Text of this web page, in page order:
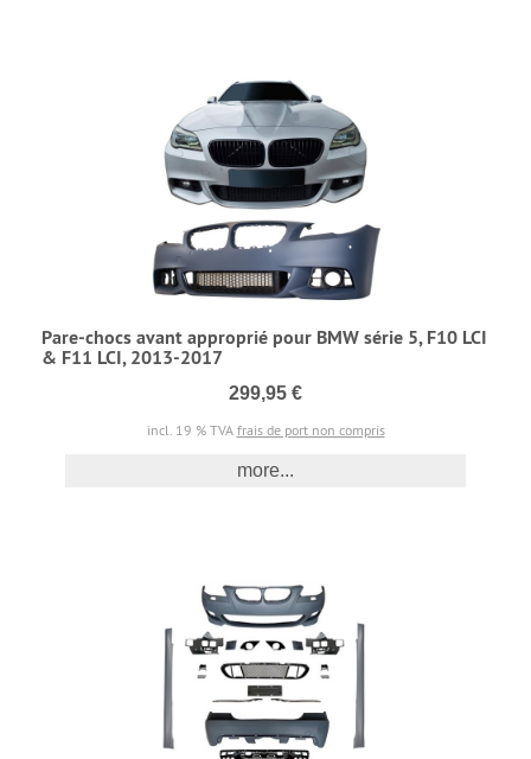
Pare-chocs avant approprié pour BMW série 5, F10 LCI
& F11 LCI, 2013-2017
299,95 €
incl. 19 % TVA frais de port non compris
more...